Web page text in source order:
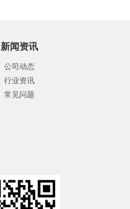
新闻资讯
公司动态
行业资讯
常见问题